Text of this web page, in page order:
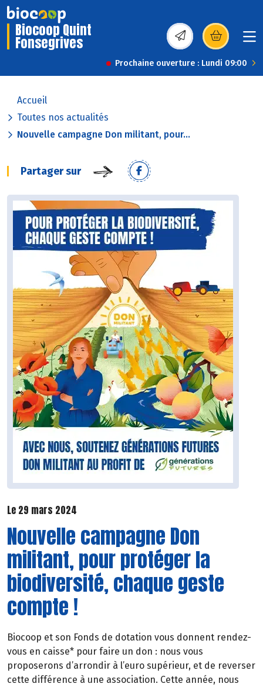
Biocoop Quint
Fonsegrives (s’ouvre dans une
Prochaine ouverture : Lundi 09:00
Accueil
Toutes nos actualités
Nouvelle campagne Don militant, pour...
Partager sur
Le 29 mars 2024
Nouvelle campagne Don
militant, pour protéger la
biodiversité, chaque geste
compte !
Biocoop et son Fonds de dotation vous donnent rendez-
vous en caisse* pour faire un don : nous vous
proposerons d’arrondir à l’euro supérieur, et de reverser
cette différence à une association. Cette année, nous